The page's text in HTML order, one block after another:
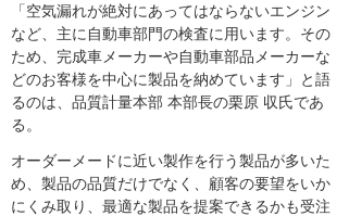
「空気漏れが絶対にあってはならないエンジン
など、主に自動車部門の検査に用います。その
ため、完成車メーカーや自動車部品メーカーな
どのお客様を中心に製品を納めています」と語
るのは、品質計量本部 本部長の栗原 収氏であ
る。
オーダーメードに近い製作を行う製品が多いた
め、製品の品質だけでなく、顧客の要望をいか
にくみ取り、最適な製品を提案できるかも受注